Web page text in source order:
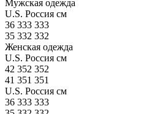
Мужская одежда
U.S. Россия см
36 333 333
35 332 332
Женская одежда
U.S. Россия см
42 352 352
41 351 351
U.S. Россия см
36 333 333